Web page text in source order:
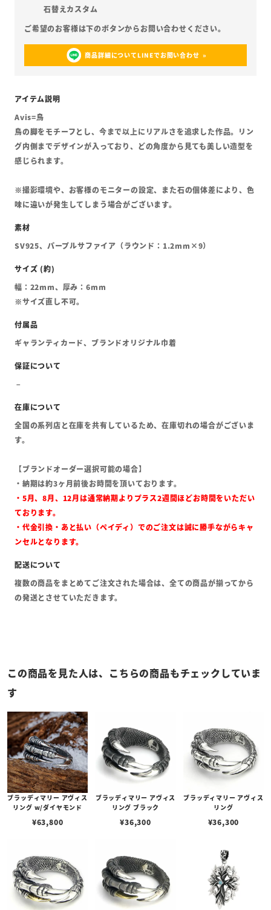
石替えカスタム
商品詳細についてLINEでお問い合わせ
Avis=鳥
鳥の脚をモチーフとし、今まで以上にリアルさを追求した作品。リン
グ内側までデザインが入っており、どの角度から見ても美しい造型を
感じられます。
※撮影環境や、お客様のモニターの設定、また石の個体差により、色
味に違いが発生してしまう場合がございます。
SV925、パープルサファイア（ラウンド：1.2mm×9）
幅：22mm、厚み：6mm
※サイズ直し不可。
ギャランティカード、ブランドオリジナル巾着
全国の系列店と在庫を共有しているため、在庫切れの場合がございま
す。
【ブランドオーダー選択可能の場合】
・納期は約3ヶ月前後お時間を頂いております。
・5月、8月、12月は通常納期よりプラス2週間ほどお時間をいただい
ております。
・代金引換・あと払い（ペイディ）でのご注文は誠に勝手ながらキャ
ンセルとなります。
複数の商品をまとめてご注文された場合は、全ての商品が揃ってから
の発送とさせていただきます。
この商品を見た人は、こちらの商品もチェックしていま
す
ブラッディマリー アヴィス
リング w/ダイヤモンド
¥63,800
ブラッディマリー アヴィス
リング ブラック
¥36,300
ブラッディマリー アヴィス
リング
¥36,300